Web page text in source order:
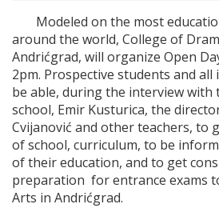
Modeled on the most
around the world, College of
Andrićgrad, will organize Open
2pm. Prospective students and
be able, during the interview
school, Emir Kusturica, the
Cvijanović and other teachers, to
of school, curriculum, to be
of their education, and to get
preparation for entrance exams
Arts in Andrićgrad.